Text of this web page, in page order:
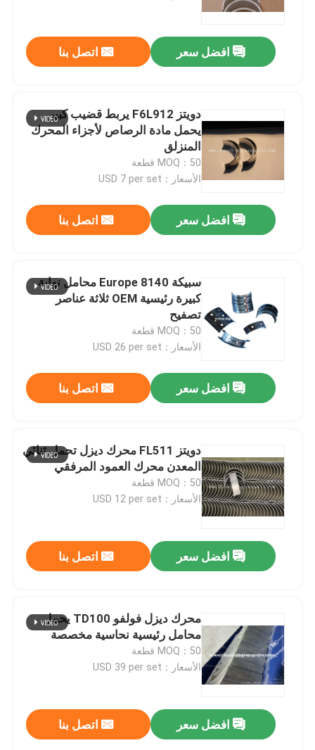
عرض الواقع الافتراضي
جولة في المعمل
ضبط الجودة
اتصل بنا
أجزاء محرك الديزل
تحمل محرك الديزل
دبوس مكبس المحرك
مكبس محرك الديزل
كم بطانة الأسطوانة
مجموعات اسطوانة
تجميع محرك الديزل
افضل سعر اتصل بنا
دويتز F6L912 يربط قضيب كبير
يحمل مادة الرصاص لأجزاء المحرك
المنزلق
MOQ：50 قطعة
الأسعار：USD 7 per set
افضل سعر اتصل بنا
سبيكة Europe 8140 محامل نهاية
كبيرة رئيسية OEM ثلاثة عناصر
تصفيح
MOQ：50 قطعة
الأسعار：USD 26 per set
افضل سعر اتصل بنا
دويتز FL511 محرك ديزل تحمل ثنائي
المعدن محرك العمود المرفقي
MOQ：50 قطعة
الأسعار：USD 12 per set
افضل سعر اتصل بنا
محرك ديزل فولفو TD100 يحمل
محامل رئيسية نحاسية مخصصة
MOQ：50 قطعة
الأسعار：USD 39 per set
افضل سعر اتصل بنا